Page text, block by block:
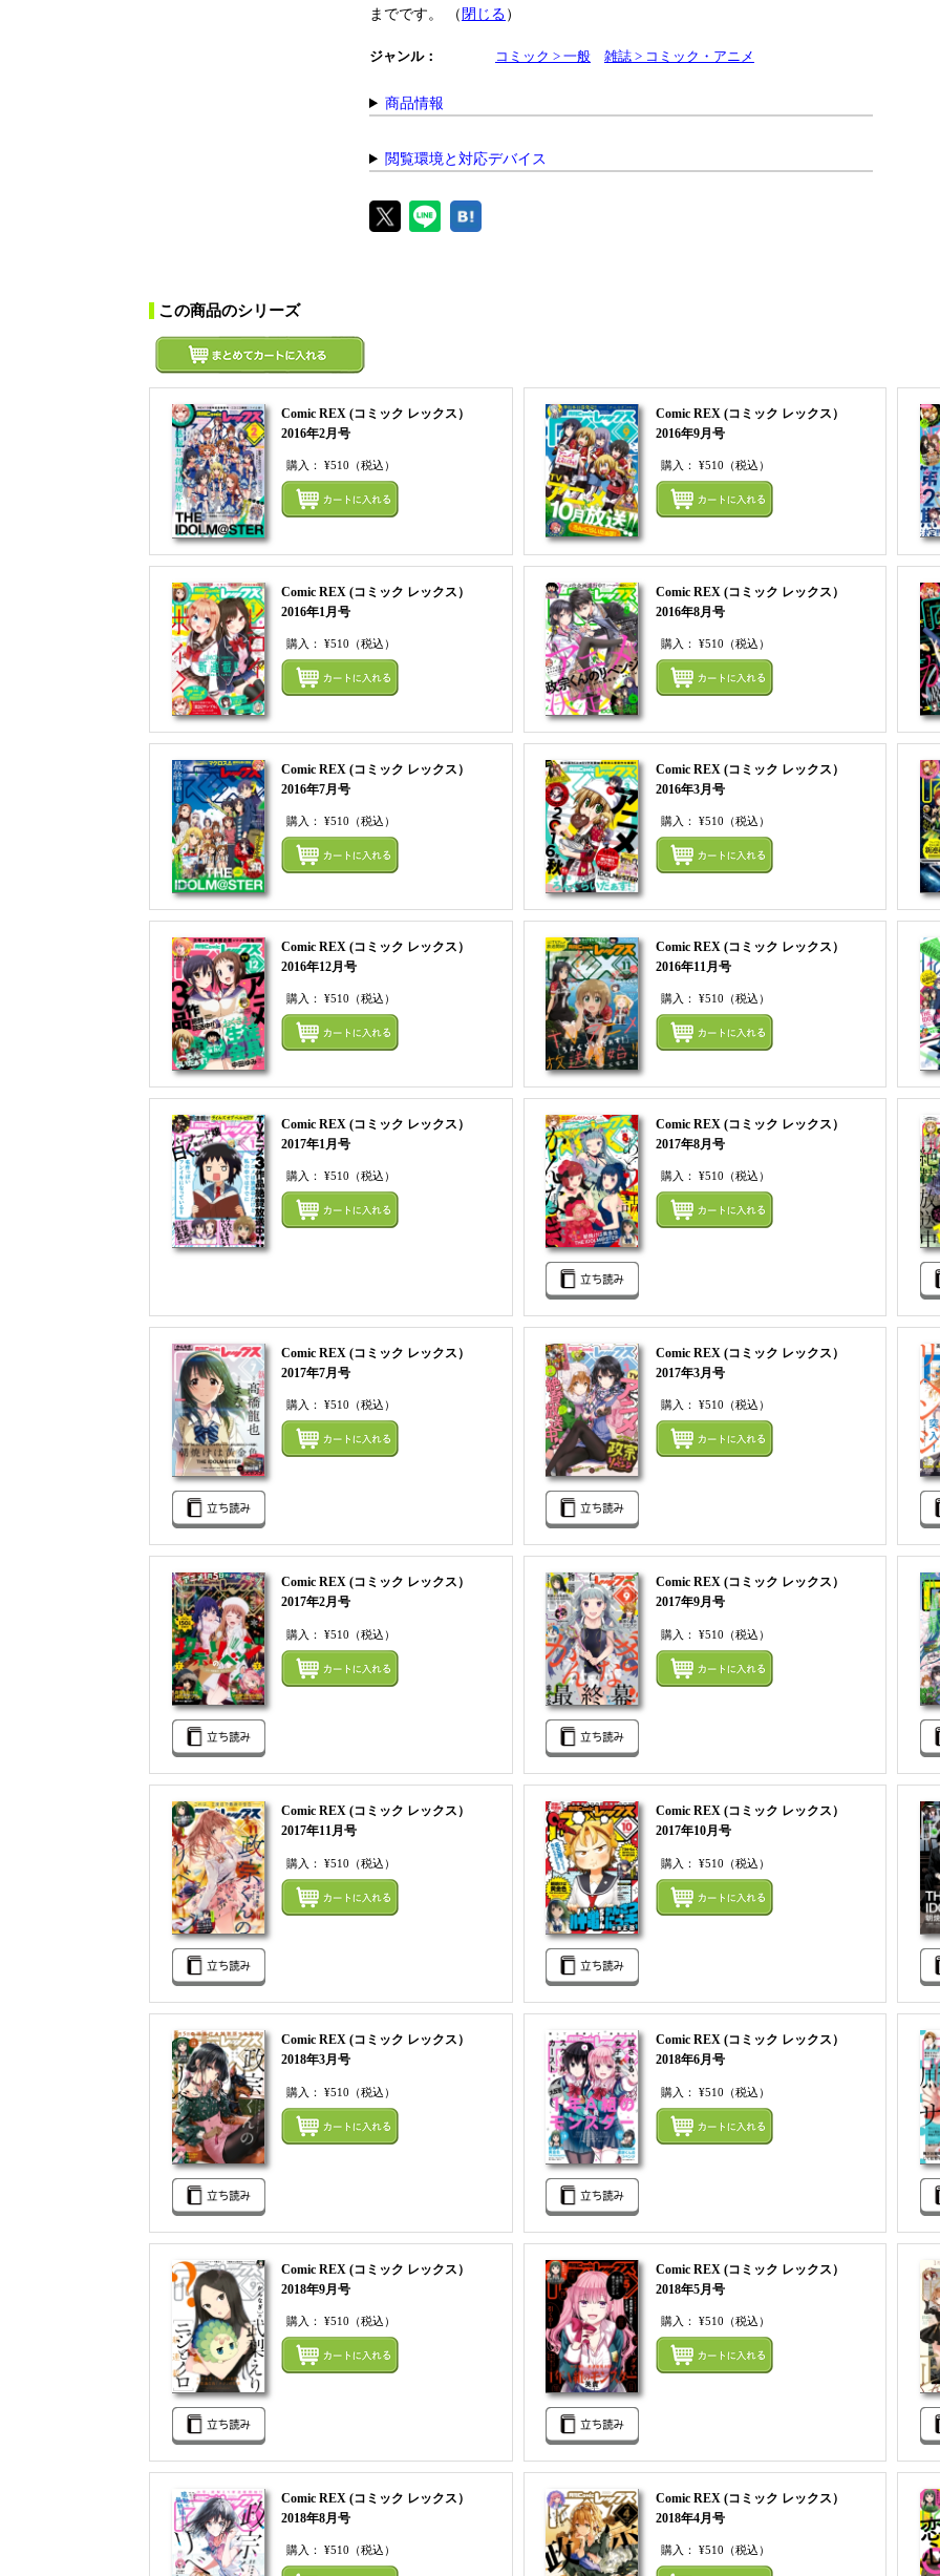
までです。
（閉じる）
ジャンル： コミック > 一般 雑誌 > コミック・アニメ
商品情報
閲覧環境と対応デバイス
この商品のシリーズ
Comic REX (コミック レックス）
2016年2月号
購入： ¥510 （税込）
まとめてカートにいれる
Comic REX (コミック レックス）
2016年9月号
購入： ¥510 （税込）
まと
Comic REX (コミック レックス）
2016年1月号
購入： ¥510 （税込）
まとめてカートにいれる
Comic REX (コミック レックス）
2016年8月号
購入： ¥510 （税込）
まと
Comic REX (コミック レックス）
2016年7月号
購入： ¥510 （税込）
まとめてカートにいれる
Comic REX (コミック レックス）
2016年3月号
購入： ¥510 （税込）
まと
Comic REX (コミック レックス）
2016年12月号
購入： ¥510 （税込）
まとめてカートにいれる
Comic REX (コミック レックス）
2016年11月号
購入： ¥510 （税込）
まと
Comic REX (コミック レックス）
2017年1月号
購入： ¥510 （税込）
まとめてカートにいれる
Comic REX (コミック レックス）
2017年8月号
購入： ¥510 （税込）
まと
Comic REX (コミック レックス）
2017年7月号
購入： ¥510 （税込）
まとめてカートにいれる
Comic REX (コミック レックス）
2017年3月号
購入： ¥510 （税込）
まと
Comic REX (コミック レックス）
2017年2月号
購入： ¥510 （税込）
まとめてカートにいれる
Comic REX (コミック レックス）
2017年9月号
購入： ¥510 （税込）
まと
Comic REX (コミック レックス）
2017年11月号
購入： ¥510 （税込）
まとめてカートにいれる
Comic REX (コミック レックス）
2017年10月号
購入： ¥510 （税込）
まと
Comic REX (コミック レックス）
2018年3月号
購入： ¥510 （税込）
まとめてカートにいれる
Comic REX (コミック レックス）
2018年6月号
購入： ¥510 （税込）
まと
Comic REX (コミック レックス）
2018年9月号
購入： ¥510 （税込）
まとめてカートにいれる
Comic REX (コミック レックス）
2018年5月号
購入： ¥510 （税込）
まと
Comic REX (コミック レックス）
2018年8月号
購入： ¥510 （税込）
Comic REX (コミック レックス）
2018年4月号
購入： ¥510 （税込）